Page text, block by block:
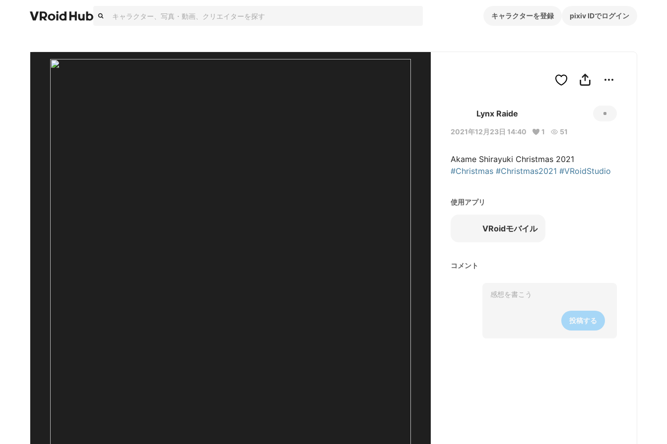
キャラクターを登録 pixiv IDでログイン
Lynx Raide
2021年12月23日 14:40 1 51
#Christmas #Christmas2021 #VRoidStudio
使用アプリ
VRoidモバイル
コメント
投稿する